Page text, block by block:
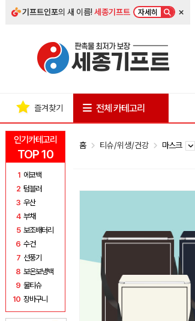
기프트인포의 새 이름!세종기프트 자세히 ×
인기카테고리
TOP 10
1 에코백
2 텀블러
3 우산
4 부채
5 보조배터리
6 수건
7 선풍기
8 보온보냉백
9 물티슈
10 장바구니
즐겨찾기 전체 카테고리
홈 티슈/위생/건강 마스크